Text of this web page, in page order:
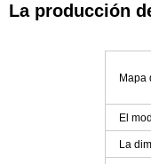
La producción
Mapa
El
La